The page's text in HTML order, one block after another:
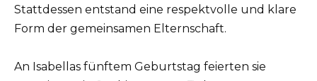
Stattdessen entstand eine respektvolle und klare
Form der gemeinsamen Elternschaft.
An Isabellas fünftem Geburtstag feierten sie